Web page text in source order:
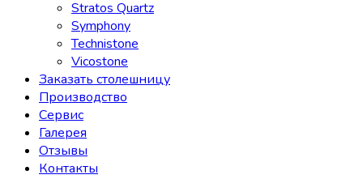
Stratos Quartz
Symphony
Technistone
Vicostone
Заказать столешницу
Производство
Сервис
Галерея
Отзывы
Контакты